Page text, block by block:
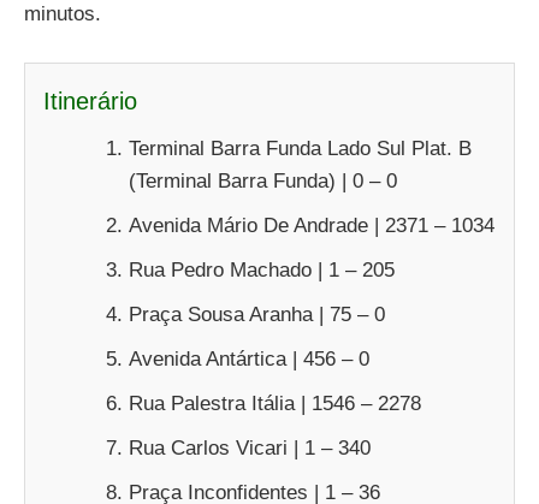
minutos.
Itinerário
Terminal Barra Funda Lado Sul Plat. B
(Terminal Barra Funda) | 0 – 0
Avenida Mário De Andrade | 2371 – 1034
Rua Pedro Machado | 1 – 205
Praça Sousa Aranha | 75 – 0
Avenida Antártica | 456 – 0
Rua Palestra Itália | 1546 – 2278
Rua Carlos Vicari | 1 – 340
Praça Inconfidentes | 1 – 36